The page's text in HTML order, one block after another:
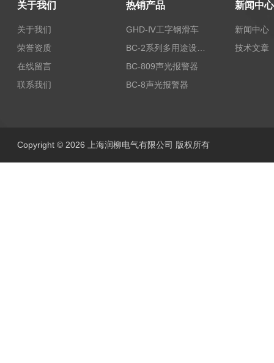
关于我们
关于我们
荣誉资质
在线留言
联系我们
热销产品
GHD-Ⅳ工字钢滑车
BC-809声光报警器
BC-8声光报警器
新闻中心
新闻中心
技术文章
Copyright © 2026 上海润柳电气有限公司 版权所有